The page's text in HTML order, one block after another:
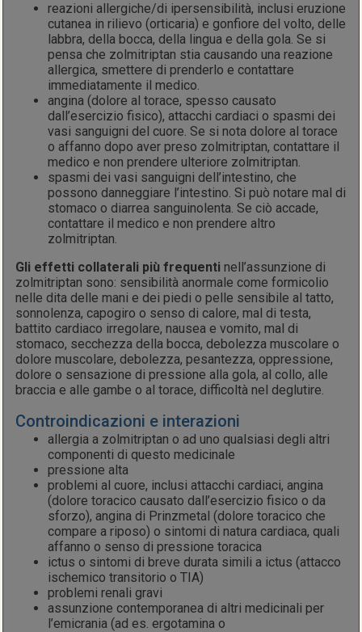
reazioni allergiche/di ipersensibilità, inclusi eruzione
cutanea in rilievo (orticaria) e gonfiore del volto, delle
labbra, della bocca, della lingua e della gola. Se si
pensa che zolmitriptan stia causando una reazione
allergica, smettere di prenderlo e contattare
immediatamente il medico.
angina (dolore al torace, spesso causato
dall’esercizio fisico), attacchi cardiaci o spasmi dei
vasi sanguigni del cuore. Se si nota dolore al torace
o affanno dopo aver preso zolmitriptan, contattare il
medico e non prendere ulteriore zolmitriptan.
spasmi dei vasi sanguigni dell’intestino, che
possono danneggiare l’intestino. Si può notare mal di
stomaco o diarrea sanguinolenta. Se ciò accade,
contattare il medico e non prendere altro
zolmitriptan.
Gli effetti collaterali più frequenti nell’assunzione di
zolmitriptan sono: sensibilità anormale come formicolio
nelle dita delle mani e dei piedi o pelle sensibile al tatto,
sonnolenza, capogiro o senso di calore, mal di testa,
battito cardiaco irregolare, nausea e vomito, mal di
stomaco, secchezza della bocca, debolezza muscolare o
dolore muscolare, debolezza, pesantezza, oppressione,
dolore o sensazione di pressione alla gola, al collo, alle
braccia e alle gambe o al torace, difficoltà nel deglutire.
Controindicazioni e interazioni
allergia a zolmitriptan o ad uno qualsiasi degli altri
componenti di questo medicinale
pressione alta
problemi al cuore, inclusi attacchi cardiaci, angina
(dolore toracico causato dall’esercizio fisico o da
sforzo), angina di Prinzmetal (dolore toracico che
compare a riposo) o sintomi di natura cardiaca, quali
affanno o senso di pressione toracica
ictus o sintomi di breve durata simili a ictus (attacco
ischemico transitorio o TIA)
problemi renali gravi
assunzione contemporanea di altri medicinali per
l’emicrania (ad es. ergotamina o